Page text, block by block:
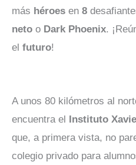
más héroes en 8
neto o Dark Phoenix.
el futuro!
A unos 80 kilómetros al
encuentra el
Instituto
que, a primera vista, no
colegio privado para